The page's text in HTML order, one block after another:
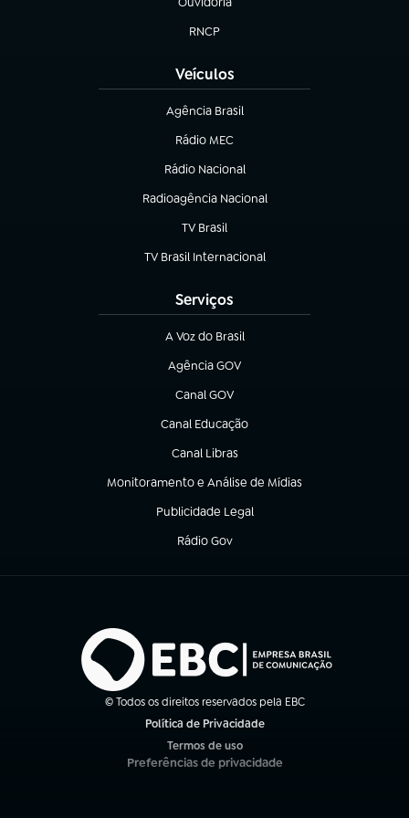
(abre em nova aba)
RNCP
(abre em nova aba)
Veículos
Agência Brasil
(abre em nova aba)
Rádio MEC
(abre em nova aba)
Rádio Nacional
Radioagência Nacional
(abre em nova aba)
TV Brasil
(abre em nova aba)
TV Brasil Internacional
(abre em nova aba)
Serviços
A Voz do Brasil
(abre em nova aba)
Agência GOV
(abre em nova aba)
Canal GOV
(abre em nova aba)
Canal Educação
(abre em nova aba)
Canal Libras
(abre em nova aba)
Monitoramento e Análise de Mídias
(abre em nova aba)
Publicidade Legal
(abre em nova aba)
Rádio Gov
(abre em nova aba)
© Todos os direitos reservados pela EBC
Política de Privacidade
Termos de uso
(abre em nova aba)
Preferências de privacidade